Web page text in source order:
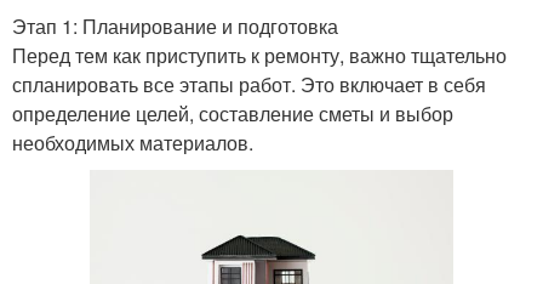
Этап 1: Планирование и подготовка
Перед тем как приступить к ремонту, важно тщательно
спланировать все этапы работ. Это включает в себя
определение целей, составление сметы и выбор
необходимых материалов.